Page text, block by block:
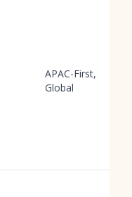
APAC-First,
Global